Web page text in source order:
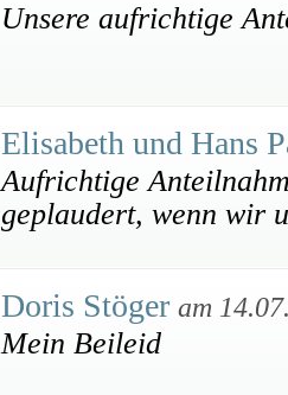
Unsere aufrichtige
Elisabeth und Hans
Aufrichtige
geplaudert, wenn wir
Doris Stöger am
Mein Beileid